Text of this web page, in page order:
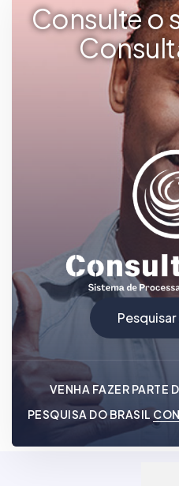
Consulte o
VENHA FAZER PARTE
PESQUISA DO BRASIL